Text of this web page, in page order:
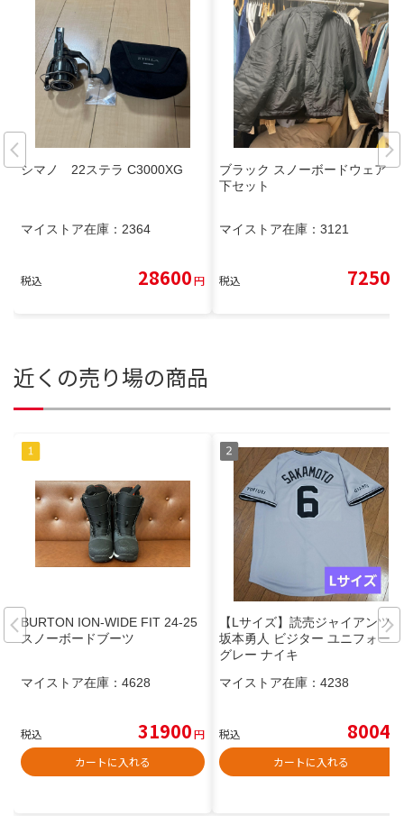
シマノ 22ステラ C3000XG
マイストア在庫： 2364
税込 28600円
ブラック スノーボードウェア 上
下セット
マイストア在庫： 3121
税込 7250
近くの売り場の商品
BURTON ION-WIDE FIT 24-25
スノーボードブーツ
マイストア在庫： 4628
税込 31900円
カートに入れる
【Lサイズ】読売ジャイアンツ
坂本勇人 ビジター ユニフォーム
グレー ナイキ
マイストア在庫： 4238
税込 8004
カートに入れる